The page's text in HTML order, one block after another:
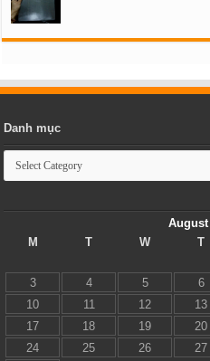
Danh mục
Danh
mục
August
M
T W T
3
4 5 6
10
11 12 13
17
18 19 20
24
25 26 27